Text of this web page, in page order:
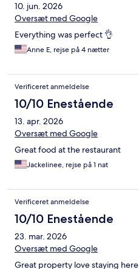
10. jun. 2026
Oversæt med Google
Everything was perfect 👌
Anne E, rejse på 4 nætter
Verificeret anmeldelse
10/10 Enestående
13. apr. 2026
Oversæt med Google
Great food at the restaurant
Jackelinee, rejse på 1 nat
Verificeret anmeldelse
10/10 Enestående
23. mar. 2026
Oversæt med Google
Great property love staying here